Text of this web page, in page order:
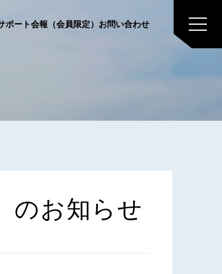
ポート会報（会員限定） お問い合わせ
のお知 ら せ